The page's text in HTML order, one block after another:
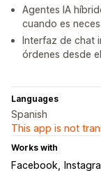
Agentes IA
cuando es
Interfaz de chat
órdenes desde
Languages
Spanish
This app is not
Works with
Facebook